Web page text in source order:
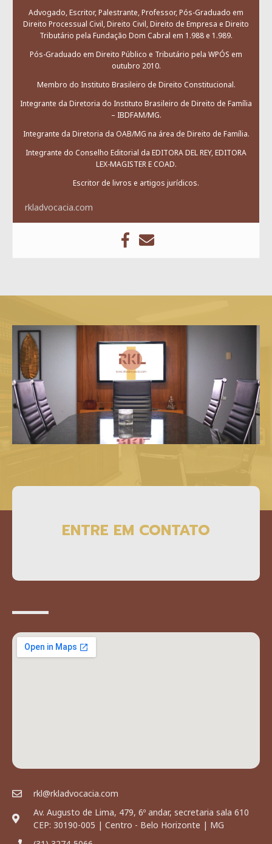
Advogado, Escritor, Palestrante, Professor, Pós-Graduado em
Direito Processual Civil, Direito Civil, Direito de Empresa e Direito
Tributário pela Fundação Dom Cabral em 1.988 e 1.989.
Pós-Graduado em Direito Público e Tributário pela WPÓS em
outubro 2010.
Membro do Instituto Brasileiro de Direito Constitucional.
Integrante da Diretoria do Instituto Brasileiro de Direito de Família
– IBDFAM/MG.
Integrante da Diretoria da OAB/MG na área de Direito de Família.
Integrante do Conselho Editorial da EDITORA DEL REY, EDITORA
LEX-MAGISTER E COAD.
Escritor de livros e artigos jurídicos.
rkladvocacia.com
ENTRE EM CONTATO
rkl@rkladvocacia.com
Av. Augusto de Lima, 479, 6º andar, secretaria sala 610
CEP: 30190-005 | Centro - Belo Horizonte | MG